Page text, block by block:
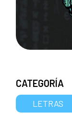
CATEGORÍA
LETRAS